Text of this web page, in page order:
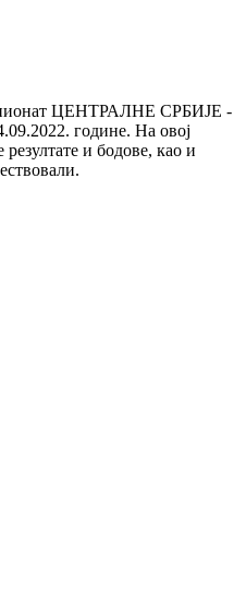
ЦЕНТРАЛНЕ СРБИЈЕ -
године. На овој
и бодове, као и